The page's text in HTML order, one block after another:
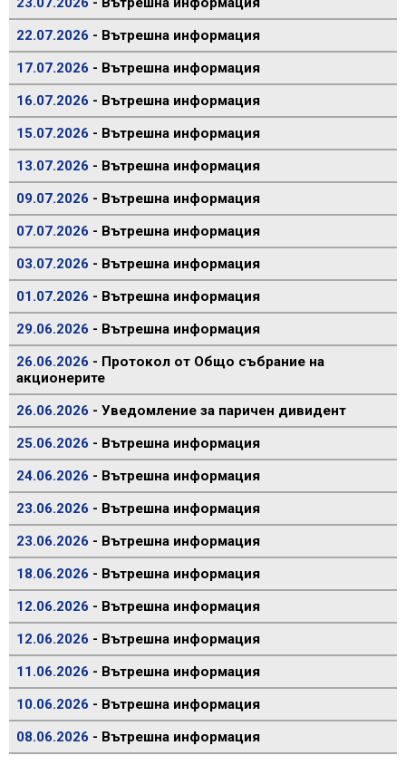
22.07.2026 - Вътрешна информация
17.07.2026 - Вътрешна информация
16.07.2026 - Вътрешна информация
15.07.2026 - Вътрешна информация
13.07.2026 - Вътрешна информация
09.07.2026 - Вътрешна информация
07.07.2026 - Вътрешна информация
03.07.2026 - Вътрешна информация
01.07.2026 - Вътрешна информация
29.06.2026 - Вътрешна информация
26.06.2026 - Протокол от Общо събрание на
акционерите
26.06.2026 - Уведомление за паричен дивидент
25.06.2026 - Вътрешна информация
24.06.2026 - Вътрешна информация
23.06.2026 - Вътрешна информация
23.06.2026 - Вътрешна информация
18.06.2026 - Вътрешна информация
12.06.2026 - Вътрешна информация
12.06.2026 - Вътрешна информация
11.06.2026 - Вътрешна информация
10.06.2026 - Вътрешна информация
08.06.2026 - Вътрешна информация